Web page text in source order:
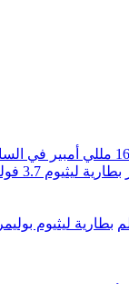
بطارية ليثيوم 3.7 فولت سريعة الشحن 720 مللي أمبير
بطارية ليثيوم بوليمر 3.7 فولت رفيعة للغاية 120 مللي أمبير في